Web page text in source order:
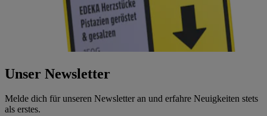
Unser Newsletter
Melde dich für unseren Newsletter an und erfahre Neuigkeiten stets
als erstes.